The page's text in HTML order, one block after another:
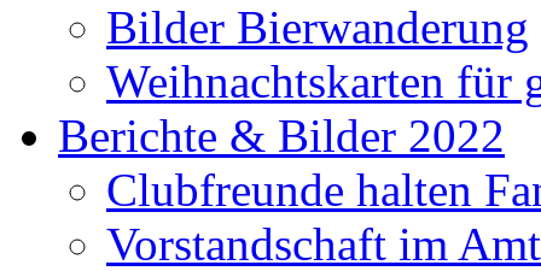
Bilder Bierwanderung
Weihnachtskarten für
Berichte & Bilder 2022
Clubfreunde halten
Vorstandschaft im